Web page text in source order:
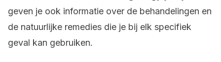
geven je ook informatie over de behandelingen en
de natuurlijke remedies die je bij elk specifiek
geval kan gebruiken.